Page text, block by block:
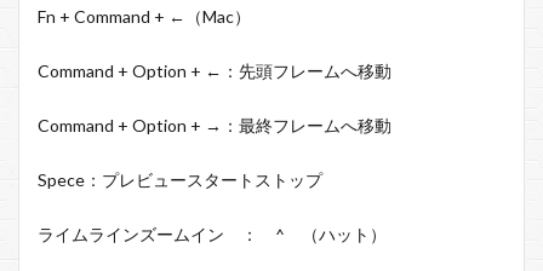
Fn + Command + ←（Mac）
Command + Option + ←：先頭フレームへ移動
Command + Option + →：最終フレームへ移動
Spece ：プレビュースタートストップ
ライムラインズームイン ： ^ （ハット）